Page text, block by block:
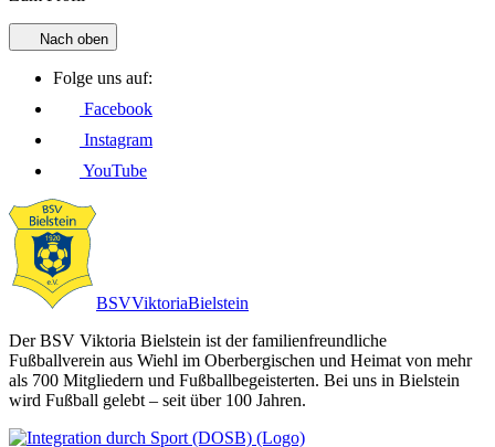
Nach oben
Folge uns auf:
Facebook
Instagram
YouTube
BSVViktoriaBielstein
Der BSV Viktoria Bielstein ist der familienfreundliche
Fußballverein aus Wiehl im Oberbergischen und Heimat von mehr
als 700 Mitgliedern und Fußballbegeisterten. Bei uns in Bielstein
wird Fußball gelebt – seit über 100 Jahren.